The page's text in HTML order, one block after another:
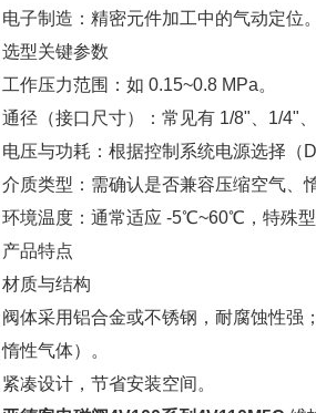
电子制造：精密元件加工中的气动定位。
选型关键参数
工作压力范围：如 0.15~0.8 MPa。
通径（接口尺寸）：常见有 1/8"、1/4"
电压与功耗：根据控制系统电源选择（
介质类型：需确认是否兼容压缩空气、
环境温度：通常适应 -5℃~60℃，特殊型
产品特点
材质与结构
阀体采用铝合金或不锈钢，耐腐蚀性强
惰性气体）。
紧凑设计，节省安装空间。